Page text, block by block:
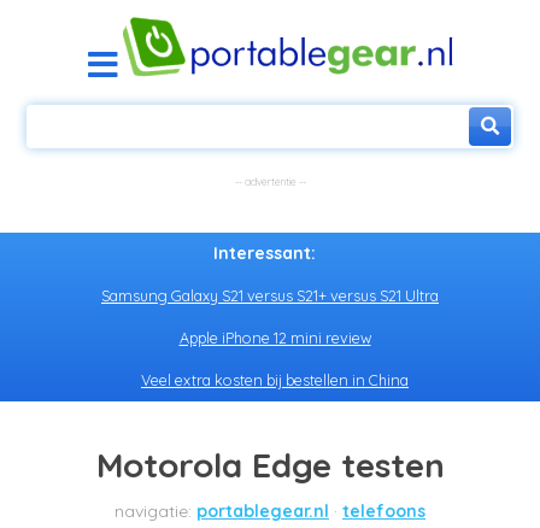
Interessant:
Samsung Galaxy S21 versus S21+ versus S21 Ultra
Apple iPhone 12 mini review
Veel extra kosten bij bestellen in China
Motorola Edge testen
portablegear.nl telefoons